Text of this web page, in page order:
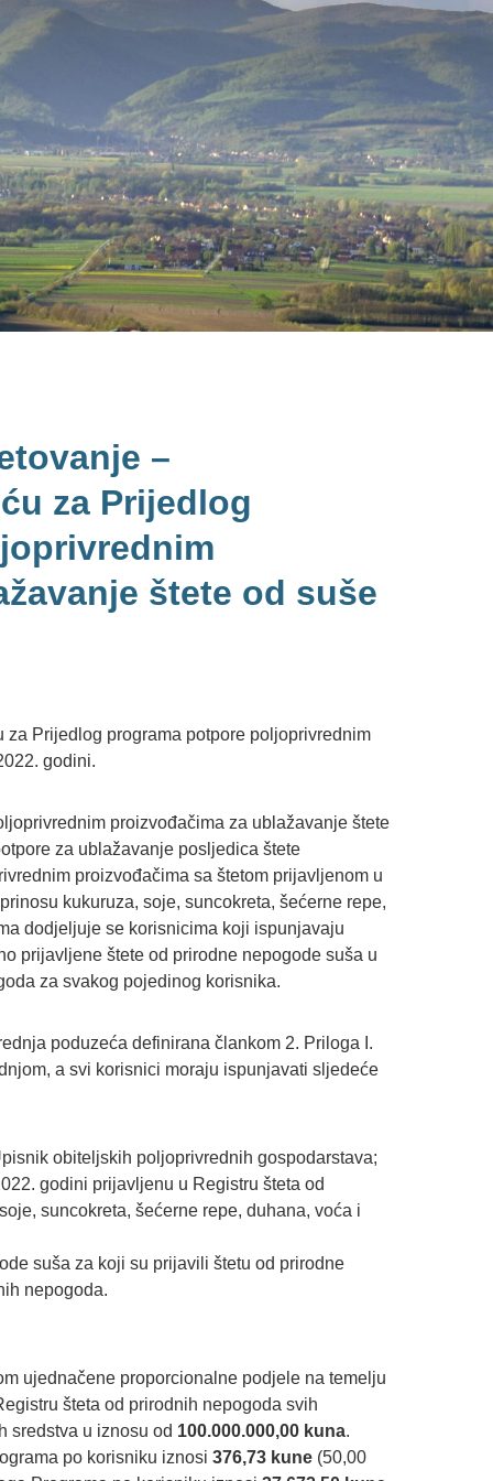
–
za Prijedlog
štete od suše
Prijedlog programa potpore poljoprivrednim
godini.
proizvođačima za ublažavanje štete
za ublažavanje posljedica štete
proizvođačima sa štetom prijavljenom u
kukuruza, soje, suncokreta, šećerne repe,
dodjeljuje se korisnicima koji ispunjavaju
prijavljene štete od prirodne nepogode suša u
za svakog pojedinog korisnika.
poduzeća definirana člankom 2. Priloga I.
a svi korisnici moraju ispunjavati sljedeće
obiteljskih poljoprivrednih gospodarstava;
godini prijavljenu u Registru šteta od
suncokreta, šećerne repe, duhana, voća i
suša za koji su prijavili štetu od prirodne
nepogoda.
ujednačene proporcionalne podjele na temelju
šteta od prirodnih nepogoda svih
sredstva u iznosu od 100.000.000,00 kuna.
po korisniku iznosi376,73 kune (50,00